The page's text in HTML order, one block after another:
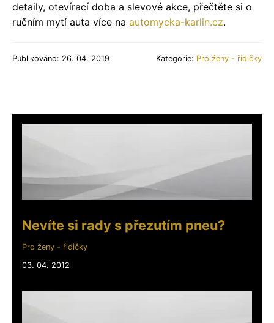
detaily, otevírací doba a slevové akce, přečtěte si o
ručním mytí auta více na automycka-karlin.cz.
Publikováno: 26. 04. 2019 Kategorie: Pro ženy - řidičky
Nevíte si rady s přezutím pneu?
Pro ženy - řidičky
03. 04. 2012